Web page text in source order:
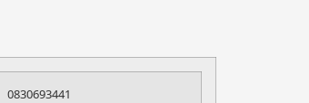
0830693441